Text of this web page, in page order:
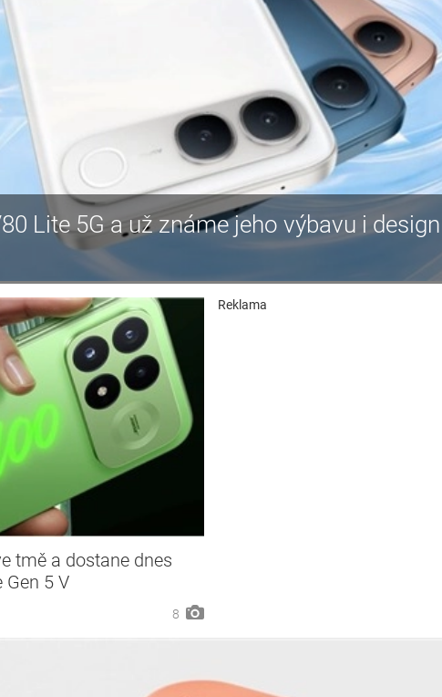
Lite 5G a už známe jeho výbavu i design
tmě a dostane dnes
Gen 5 V
8
Reklama